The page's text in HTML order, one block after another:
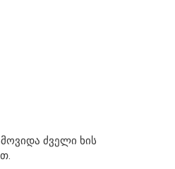
ძველი ხის